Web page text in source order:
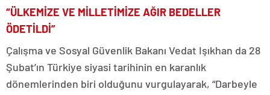
“ÜLKEMİZE VE MİLLETİMİZE AĞIR BEDELLER
ÖDETİLDİ”
Çalışma ve Sosyal Güvenlik Bakanı Vedat Işıkhan da 28
Şubat’ın Türkiye siyasi tarihinin en karanlık
dönemlerinden biri olduğunu vurgulayarak, “Darbeyle